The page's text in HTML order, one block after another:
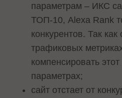
параметрам – ИКС
ТОП-10, Alexa Rank
конкурентов. Так как
трафиковых
компенсировать
параметрах;
сайт отстает от